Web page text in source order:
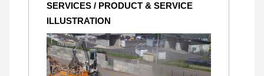
SERVICES / PRODUCT & SERVICE
ILLUSTRATION